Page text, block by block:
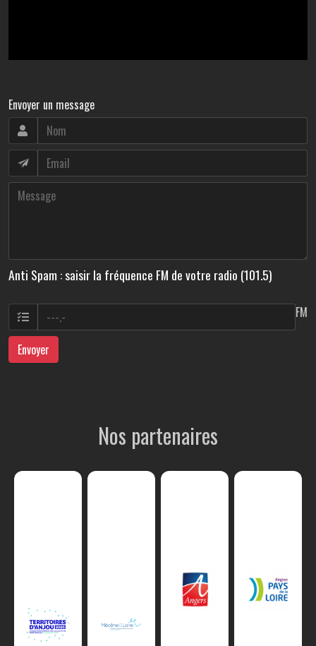
Envoyer un message
Anti Spam : saisir la fréquence FM de votre radio (101.5)
FM
Envoyer
Nos partenaires